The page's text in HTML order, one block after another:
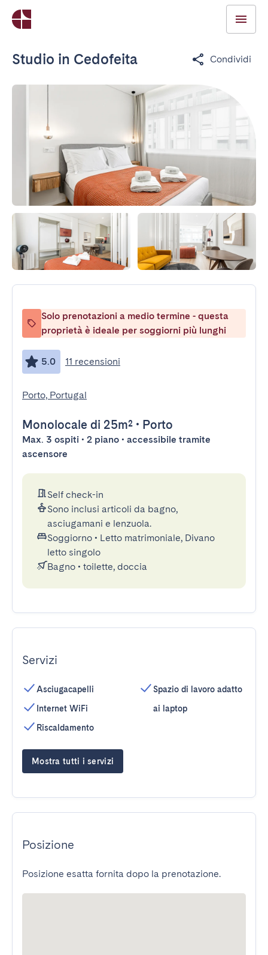
Studio in Cedofeita Condividi
Solo prenotazioni a medio termine - questa
proprietà è ideale per soggiorni più lunghi
5.0 11 recensioni
Porto, Portugal
Monolocale di 25m² • Porto
Max. 3 ospiti • 2 piano • accessibile tramite
ascensore
Self check-in
Sono inclusi articoli da bagno,
asciugamani e lenzuola.
Soggiorno • Letto matrimoniale, Divano
letto singolo
Bagno • toilette, doccia
Servizi
Asciugacapelli
Internet WiFi
Riscaldamento
Spazio di lavoro adatto
ai laptop
Mostra tutti i servizi
Posizione
Posizione esatta fornita dopo la prenotazione.